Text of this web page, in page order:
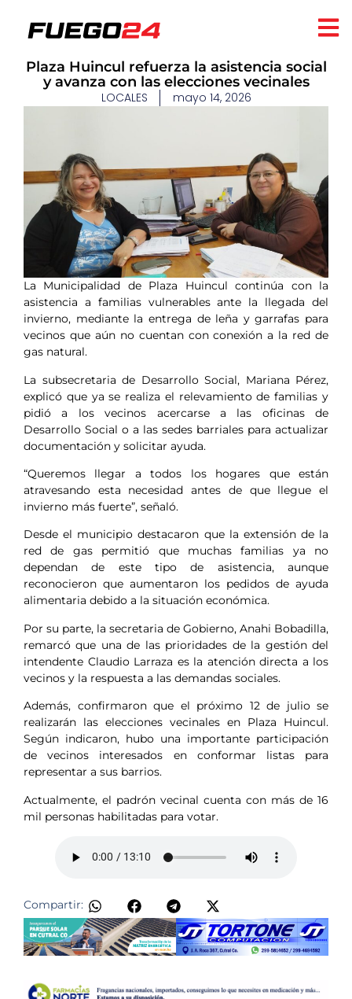
Plaza Huincul refuerza la asistencia social
y avanza con las elecciones vecinales
LOCALES mayo 14, 2026
La Municipalidad de Plaza Huincul continúa con la
asistencia a familias vulnerables ante la llegada del
invierno, mediante la entrega de leña y garrafas para
vecinos que aún no cuentan con conexión a la red de
gas natural.
La subsecretaria de Desarrollo Social, Mariana Pérez,
explicó que ya se realiza el relevamiento de familias y
pidió a los vecinos acercarse a las oficinas de
Desarrollo Social o a las sedes barriales para actualizar
documentación y solicitar ayuda.
“Queremos llegar a todos los hogares que están
atravesando esta necesidad antes de que llegue el
invierno más fuerte”, señaló.
Desde el municipio destacaron que la extensión de la
red de gas permitió que muchas familias ya no
dependan de este tipo de asistencia, aunque
reconocieron que aumentaron los pedidos de ayuda
alimentaria debido a la situación económica.
Por su parte, la secretaria de Gobierno, Anahi Bobadilla,
remarcó que una de las prioridades de la gestión del
intendente Claudio Larraza es la atención directa a los
vecinos y la respuesta a las demandas sociales.
Además, confirmaron que el próximo 12 de julio se
realizarán las elecciones vecinales en Plaza Huincul.
Según indicaron, hubo una importante participación
de vecinos interesados en conformar listas para
representar a sus barrios.
Actualmente, el padrón vecinal cuenta con más de 16
mil personas habilitadas para votar.
Compartir: